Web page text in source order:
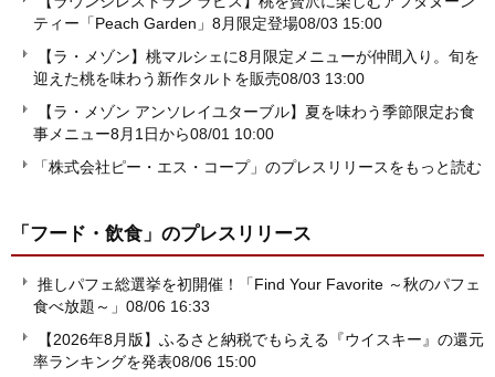
ティー「Peach Garden」8月限定登場08/03 15:00
【ラ・メゾン】桃マルシェに8月限定メニューが仲間入り。旬を
迎えた桃を味わう新作タルトを販売08/03 13:00
【ラ・メゾン アンソレイユターブル】夏を味わう季節限定お食
事メニュー8月1日から08/01 10:00
「株式会社ピー・エス・コープ」のプレスリリースをもっと読む
「フード・飲食」 のプレスリリース
推しパフェ総選挙を初開催！「Find Your Favorite ～秋のパフェ
食べ放題～」 08/06 16:33
【2026年8月版】ふるさと納税でもらえる『ウイスキー』の還元
率ランキングを発表08/06 15:00